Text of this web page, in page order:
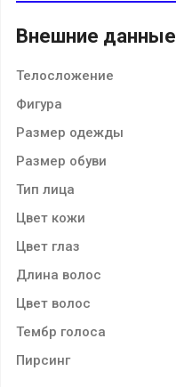
Внешние данные
Телосложение
Фигура
Размер одежды
Размер обуви
Тип лица
Цвет кожи
Цвет глаз
Длина волос
Цвет волос
Тембр голоса
Пирсинг